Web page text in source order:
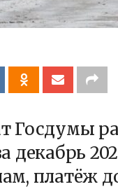
Госдумы
декабрь
платёж